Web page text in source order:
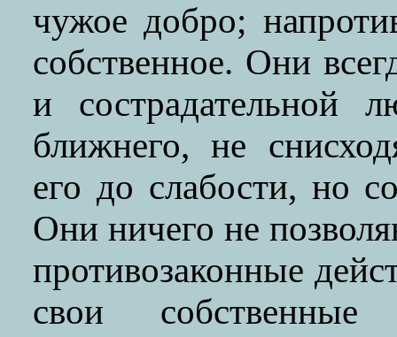
чужое добро;
собственное. Они
и сострадательной
ближнего, не
его до слабости, но
Они ничего не
противозаконные
свои